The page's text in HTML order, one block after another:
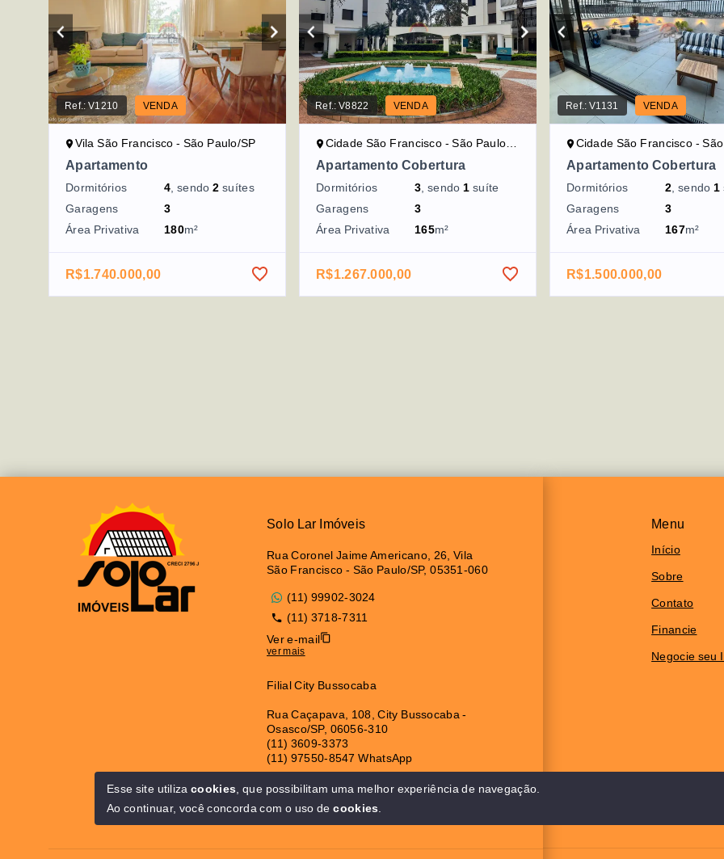
Ref.:V1210 VENDA
Vila São Francisco - São Paulo/SP
Apartamento
Dormitórios 4, sendo2 suítes
Garagens
3
Área Privativa
180m²
R$1.740.000,00
Ref.:V8822 VENDA
Cidade São Francisco - São Paulo/SP
Apartamento Cobertura
Dormitórios 3, sendo1 suíte
Garagens
3
Área Privativa
165m²
R$1.267.000,00
Ref.:V1131 VENDA
Cidade São Francisco - São
Apartamento Cobertura
Dormitórios 2, sendo1
Garagens
3
Área Privativa
167m²
R$1.500.000,00
Menu
Início
Sobre
Contato
Financie
Negocie seu
Solo Lar Imóveis
Rua Coronel Jaime Americano, 26, Vila
São Francisco - São Paulo/SP, 05351-060
(11) 99902-3024
(11) 3718-7311
Ver e-mail
ver mais
Filial City Bussocaba
Rua Caçapava, 108, City Bussocaba -
Osasco/SP, 06056-310
(11) 3609-3373
(11) 97550-8547 WhatsApp
* Horário de Funcionamento:
Segunda à Sexta das 08:30 às 17:30
Sábado das 08:30 às 12:00
Esse site utilizacookies , que possibilitam uma melhor experiência de navegação.
Ao continuar, você concorda com o uso decookies